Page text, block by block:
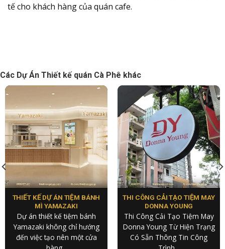
tế cho khách hàng của quán cafe.
Các Dự Án Thiết kế quán Cà Phê khác
THIẾT KẾ DỰ ÁN TIỆM BÁNH
MÌ YAMAZAKI
Dự án thiết kế tiệm bánh
Yamazaki không chỉ hướng
đến việc tạo nên một cửa
THI CÔNG CẢI TẠO TIỆM MAY
DONNA YOUNG
Thi Công Cải Tạo Tiệm May
Donna Young Từ Hiện Trạng
Có Sẵn Thông Tin Công